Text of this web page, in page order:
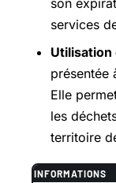
son
services
Utilisation
présentée
Elle
les
territoire
INFORMATIONS